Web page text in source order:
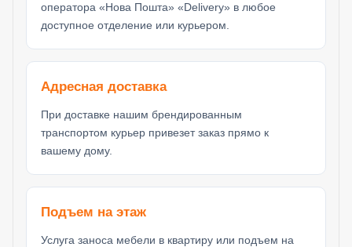
оператора «Нова Пошта» «Delivery» в любое
доступное отделение или курьером.
Адресная доставка
При доставке нашим брендированным
транспортом курьер привезет заказ прямо к
вашему дому.
Подъем на этаж
Услуга заноса мебели в квартиру или подъем на